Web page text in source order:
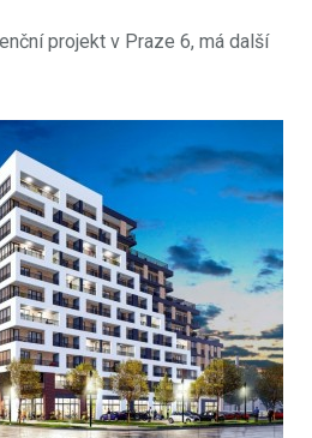
projekt v Praze 6, má další